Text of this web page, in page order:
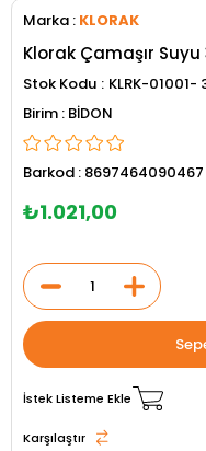
Marka : KLORAK
Klorak Çamaşır
Stok Kodu
KLRK-01001-
BİDON
Barkod : 8697464090467
₺1.021,00
İstek Listeme Ekle
Karşılaştır